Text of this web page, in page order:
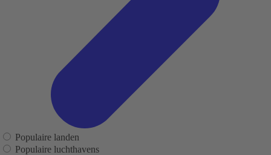
Populaire landen
Populaire luchthavens